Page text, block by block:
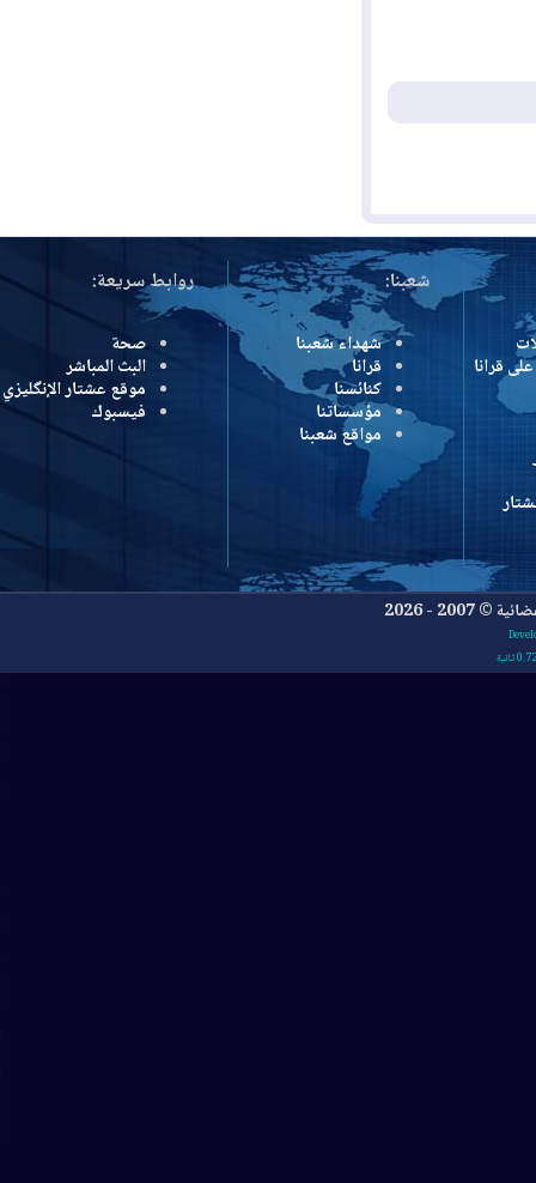
شعبنا:
شهداء شعبنا
قرانا
كنائسنا
مؤسساتنا
مواقع شعبنا
روابط سريعة:
صحة
البث المباشر
موقع عشتار الإنگليزي
فيسبوك
2026